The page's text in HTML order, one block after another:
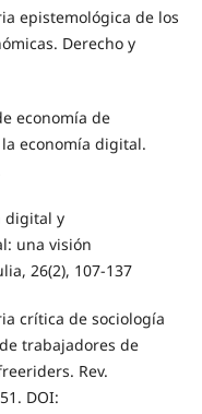
epistemológica de los
Derecho y
economía de
economía digital.
digital y
una visión
26(2), 107-137
crítica de sociología
trabajadores de
Rev.
DOI: